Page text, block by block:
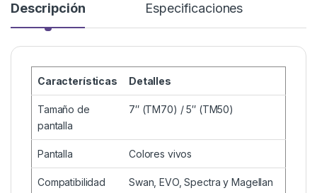
Descripción Especificaciones
Características Detalles
Tamaño de
pantalla
7″ (TM70) / 5″ (TM50)
Pantalla Colores vivos
Compatibilidad Swan, EVO, Spectra y Magellan